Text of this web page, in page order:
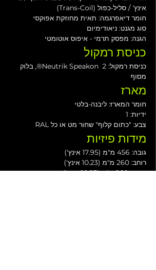
אינץ' / סליל-כפול (Trans-Coil)
חומר דיאפרגמה: תאית מחוזקת אפוקסי
סוג מגנט: ניאודימיום
הגנה: מפסק תרמי - איפוס אוטומטי
כניסת רמקול
כניסת רמקול: 2  Neutrik Speakon®, בלוק
מסוף
מארז
חומר המארז: ליבנה-בלטי
ידיות: 1
צבע: "כתום קלוף" שחור מט או כל RAL
מידות פיזיות
גובה: 456 מ"מ (17.95 אינץ')
רוחב: 260 מ"מ (10.23 אינץ')
עומק: 260 מ"מ (10.23 אינץ')